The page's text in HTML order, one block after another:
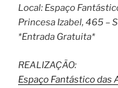
Local: Espaço
Princesa Izabel, 465 –
*Entrada Gratuita*
REALIZAÇÃO:
Espaço Fantástico das